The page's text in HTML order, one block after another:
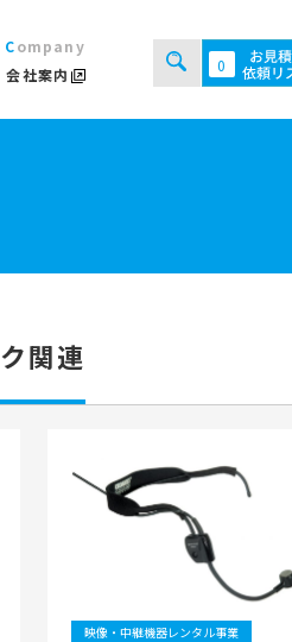
・テント倉庫事業
会社案内
Company
0
関連
映像・中継機器レンタル事業